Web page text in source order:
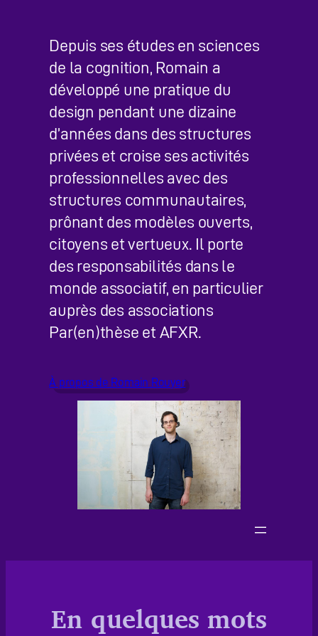
Depuis ses études en sciences
de la cognition, Romain a
développé une pratique du
design pendant une dizaine
d’années dans des structures
privées et croise ses activités
professionnelles avec des
structures communautaires,
prônant des modèles ouverts,
citoyens et vertueux. Il porte
des responsabilités dans le
monde associatif, en particulier
auprès des associations
Par(en)thèse et AFXR.
À propos de Romain Rouyer
En quelques mots